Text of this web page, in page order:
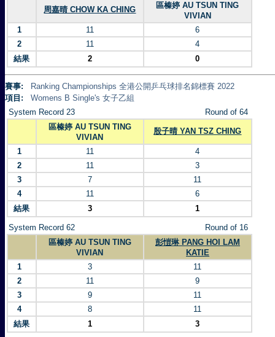
周嘉晴 CHOW KA CHING
區榛婷 AU TSUN TING
VIVIAN
1
11
6
2
11
4
結果
2 0
賽事:
Ranking Championships 全港公開乒乓球排名錦標賽 2022
項目:
Womens B Single's 女子乙組
System Record 23
Round of 64
區榛婷 AU TSUN TING
VIVIAN
殷子晴 YAN TSZ CHING
1 11
4
2
11
3
3
7
11
4
11
6
結果
3 1
System Record 62
Round of 16
區榛婷 AU TSUN TING
VIVIAN
彭愷琳 PANG HOI LAM
KATIE
1
3
11
2
11
9
3
9
11
4
8
11
結果
1 3